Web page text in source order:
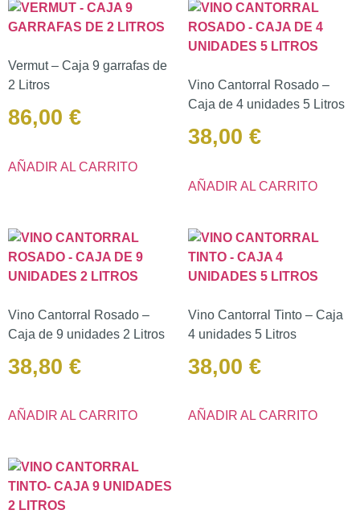
Vermut – Caja 9 garrafas de
2 Litros
86,00 €
AÑADIR AL CARRITO
Vino Cantorral Rosado –
Caja de 4 unidades 5 Litros
38,00 €
AÑADIR AL CARRITO
Vino Cantorral Rosado –
Caja de 9 unidades 2 Litros
38,80 €
AÑADIR AL CARRITO
Vino Cantorral Tinto – Caja
4 unidades 5 Litros
38,00 €
AÑADIR AL CARRITO